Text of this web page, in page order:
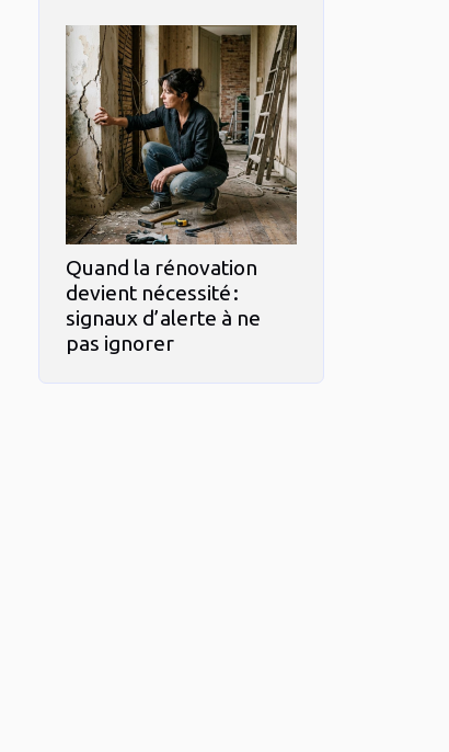
Quand la rénovation
devient nécessité :
signaux d’alerte à ne
pas ignorer